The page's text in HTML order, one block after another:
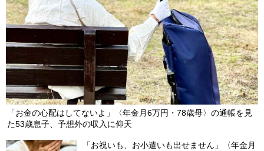
「お金の心配はしてないよ」〈年金月6万円・78歳母〉の通帳を見
た53歳息子、予想外の収入に仰天
「お祝いも、お小遣いも出せません」〈年金月